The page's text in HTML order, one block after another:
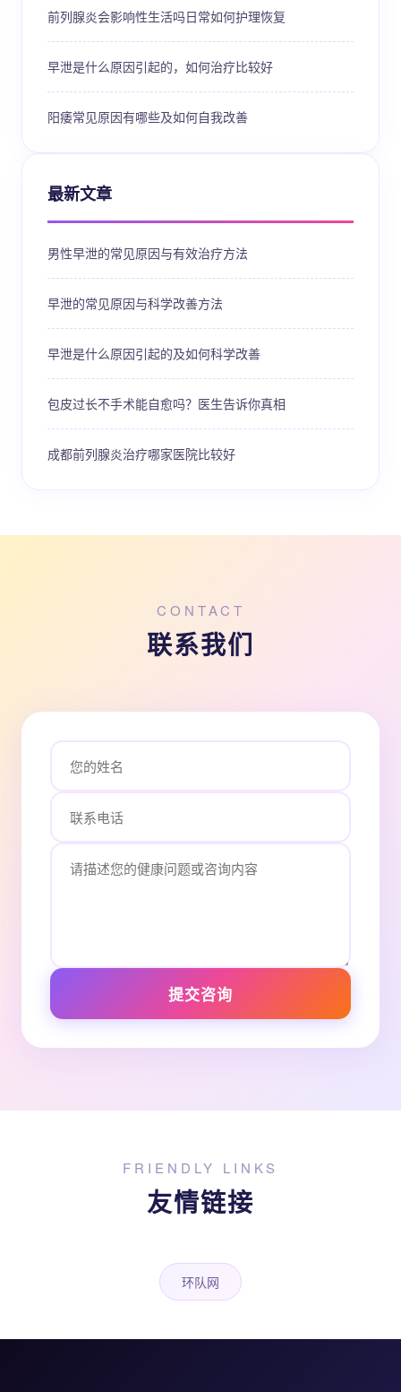
前列腺炎会影响性生活吗日常如何护理恢复
早泄是什么原因引起的，如何治疗比较好
阳痿常见原因有哪些及如何自我改善
最新文章
男性早泄的常见原因与有效治疗方法
早泄的常见原因与科学改善方法
早泄是什么原因引起的及如何科学改善
包皮过长不手术能自愈吗？医生告诉你真相
成都前列腺炎治疗哪家医院比较好
CONTACT
联系我们
提交咨询
FRIENDLY LINKS
友情链接
环队网